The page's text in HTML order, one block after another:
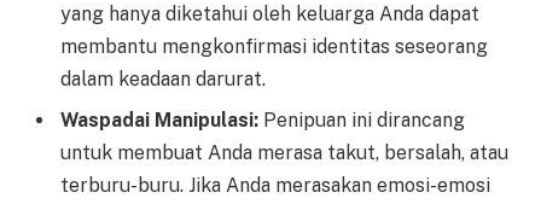
yang hanya diketahui oleh keluarga Anda dapat
membantu mengkonfirmasi identitas seseorang
dalam keadaan darurat.
Waspadai Manipulasi: Penipuan ini dirancang
untuk membuat Anda merasa takut, bersalah, atau
terburu-buru. Jika Anda merasakan emosi-emosi